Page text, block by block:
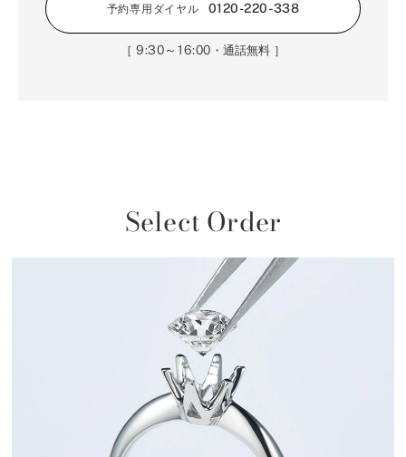
予約専用ダイヤル 0120-220-338
［9:30～16:00 ・通話無料 ］
Select Order